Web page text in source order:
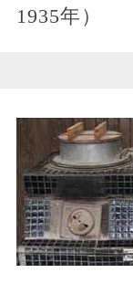
1935年）